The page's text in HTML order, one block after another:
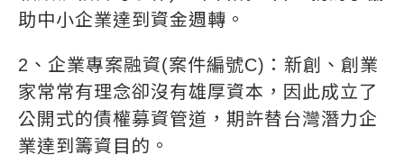
助中小企業達到資金週轉。
2、企業專案融資(案件編號C)：新創、創業
家常常有理念卻沒有雄厚資本，因此成立了
公開式的債權募資管道，期許替台灣潛力企
業達到籌資目的。